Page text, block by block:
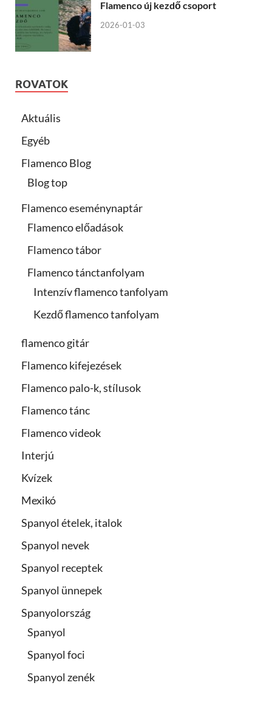
Flamenco új kezdő csoport
2026-01-03
ROVATOK
Aktuális
Egyéb
Flamenco Blog
Blog top
Flamenco eseménynaptár
Flamenco előadások
Flamenco tábor
Flamenco tánctanfolyam
Intenzív flamenco tanfolyam
Kezdő flamenco tanfolyam
flamenco gitár
Flamenco kifejezések
Flamenco palo-k, stílusok
Flamenco tánc
Flamenco videok
Interjú
Kvízek
Mexikó
Spanyol ételek, italok
Spanyol nevek
Spanyol receptek
Spanyol ünnepek
Spanyolország
Spanyol
Spanyol foci
Spanyol zenék